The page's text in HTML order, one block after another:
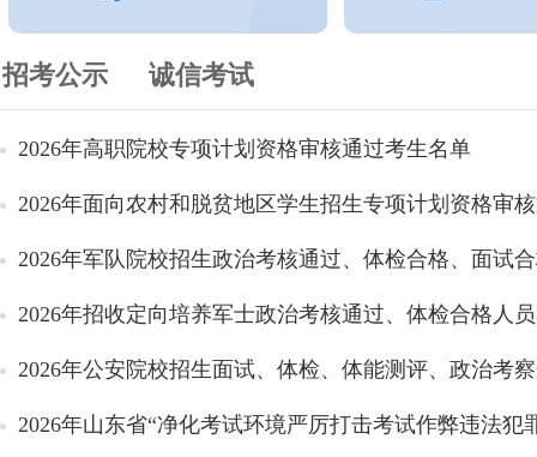
招考公示 诚信考试
2026年高职院校专项计划资格审核通过考生名单
2026年面向农村和脱贫地区学生招生专项计划资格审
2026年军队院校招生政治考核通过、体检合格、面试
2026年招收定向培养军士政治考核通过、体检合格人
2026年公安院校招生面试、体检、体能测评、政治考
2026年山东省“净化考试环境严厉打击考试作弊违法犯